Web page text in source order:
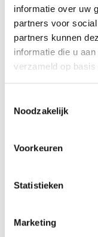
informatie over uw
partners voor
partners kunnen
informatie die u
verzameld op
Noodzakelijk
Voorkeuren
Statistieken
Marketing